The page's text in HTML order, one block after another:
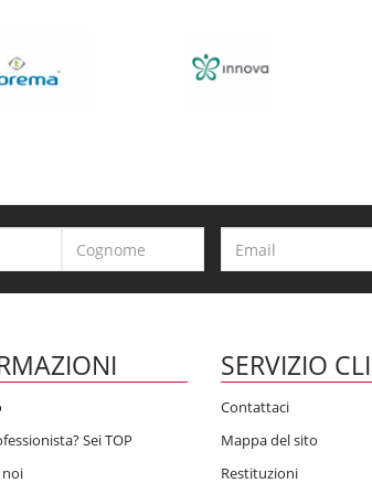
da una comboqualità-prezzo
, con bocca girevole e due getti… ecc
giusti
questi sono i prodotti Fromac che fanno per
una soluzione nell’immediato.
Sei TOP
noi
SERVIZIO
Contattaci
Mappa del sito
Restituzioni